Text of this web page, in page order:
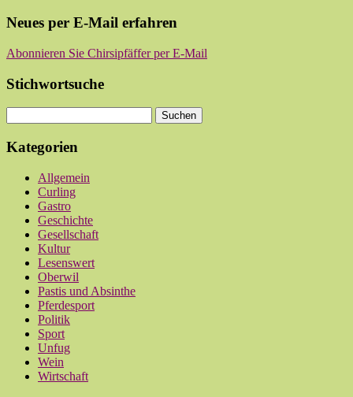
Neues per E-Mail erfahren
Abonnieren Sie Chirsipfäffer per E-Mail
Stichwortsuche
Kategorien
Allgemein
Curling
Gastro
Geschichte
Gesellschaft
Kultur
Lesenswert
Oberwil
Pastis und Absinthe
Pferdesport
Politik
Sport
Unfug
Wein
Wirtschaft